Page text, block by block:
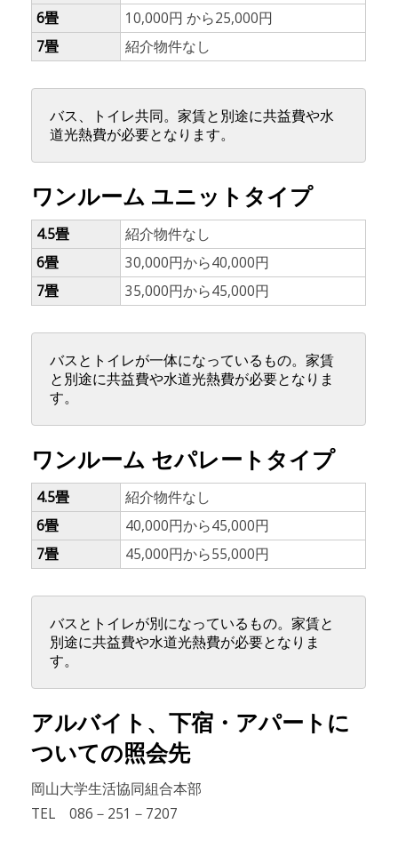
6畳
10,000円 から25,000円
7畳
紹介物件なし
バス、トイレ共同。家賃と別途に共益費や水
道光熱費が必要となります。
ワンルーム ユニットタイプ
4.5畳
紹介物件なし
6畳
30,000円から40,000円
7畳
35,000円から45,000円
バスとトイレが一体になっているもの。家賃
と別途に共益費や水道光熱費が必要となりま
す。
ワンルーム セパレートタイプ
4.5畳
紹介物件なし
6畳
40,000円から45,000円
7畳
45,000円から55,000円
バスとトイレが別になっているもの。家賃と
別途に共益費や水道光熱費が必要となりま
す。
アルバイト、下宿・アパートに
ついての照会先
岡山大学生活協同組合本部
TEL 086－251－7207